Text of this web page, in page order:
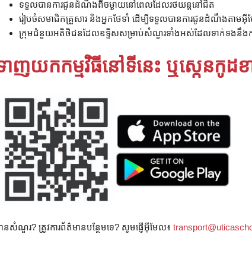
ទទួល​បាន​ការ​ជូន​ដំណឹង​ពី​ចម្ងាយ​នៅ​ពេល​ដែល​រថយន្ត​នៅ​ជិត
រៀបចំសមាជិកគ្រួសារ និងអ្នកថែទាំ ដើម្បីទទួលបានការជូនដំណឹងតាមអ៊ីម
ក្រុមជំនួយអតិថិជនដែលឧទ្ទិសសម្រាប់សំណួរទាំងអស់ដែលទាក់ទងនឹងក
ាញយកកម្មវិធីនៅទីនេះ ឬស្កេនកូដខ
នសំណួរ? ត្រូវការព័ត៌មានបន្ថែមទេ? សូមផ្ញើអ៊ីមែល៖